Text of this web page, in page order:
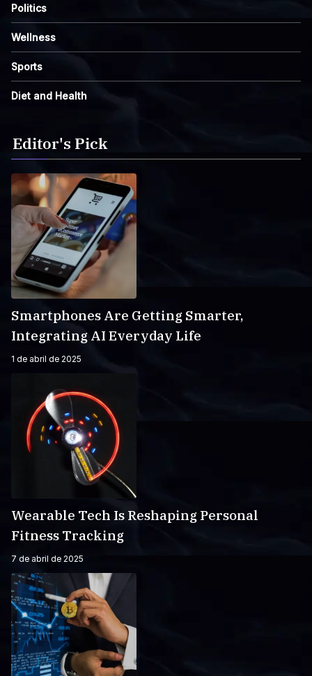
Politics
Wellness
Sports
Diet and Health
Editor's Pick
Smartphones Are Getting Smarter,
Integrating AI Everyday Life
1 de abril de 2025
Wearable Tech Is Reshaping Personal
Fitness Tracking
7 de abril de 2025